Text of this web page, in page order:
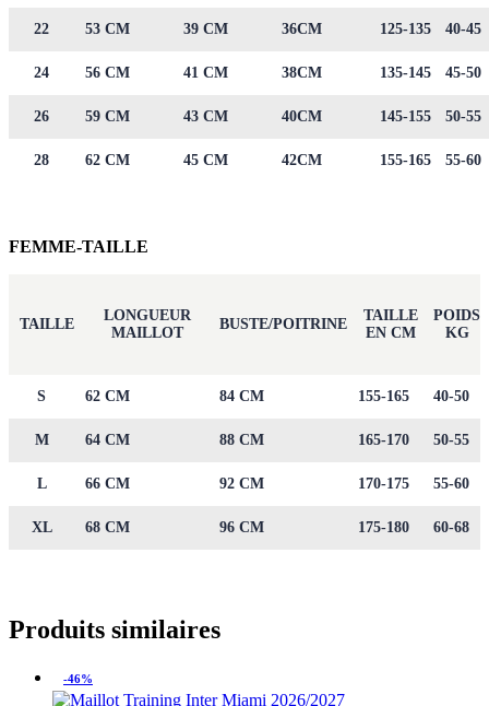
22 53 CM 39 CM 36CM 125-135 40-45
24 56 CM 41 CM 38CM 135-145 45-50
26 59 CM 43 CM 40CM 145-155 50-55
28 62 CM 45 CM 42CM 155-165 55-60
FEMME-TAILLE
TAILLE
LONGUEUR
MAILLOT
BUSTE/POITRINE
TAILLE
EN CM
POIDS
KG
S 62 CM 84 CM 155-165 40-50
M 64 CM 88 CM 165-170 50-55
L 66 CM 92 CM 170-175 55-60
XL 68 CM 96 CM 175-180 60-68
Produits similaires
-46%